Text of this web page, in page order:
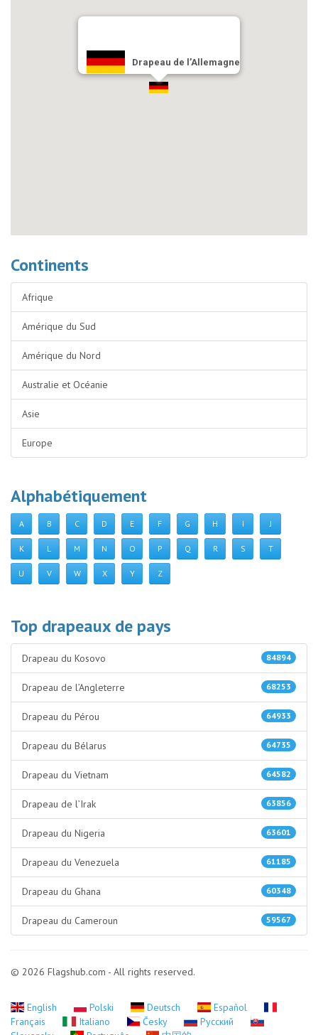
Drapeau de l’Allemagne
Continents
Afrique
Amérique du Sud
Amérique du Nord
Australie et Océanie
Asie
Europe
Alphabétiquement
A B C D E F G H I J
K L M N O P Q R S T
U V W X Y Z
Top drapeaux de pays
84894
Drapeau du Kosovo
68253
Drapeau de l’Angleterre
64933
Drapeau du Pérou
64735
Drapeau du Bélarus
64582
Drapeau du Vietnam
63856
Drapeau de l’Irak
63601
Drapeau du Nigeria
61185
Drapeau du Venezuela
60348
Drapeau du Ghana
59567
Drapeau du Cameroun
© 2026 Flagshub.com - All rights reserved.
English Polski Deutsch
Español
Français
Italiano Česky
Русский